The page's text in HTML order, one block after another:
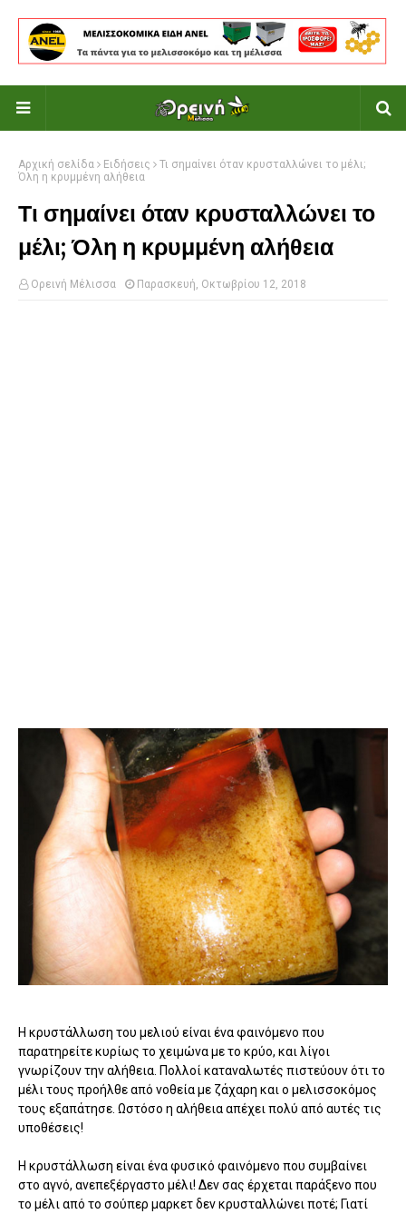
Αρχική σελίδα Ειδήσεις
Τι σημαίνει όταν κρυσταλλώνει το μέλι;
Όλη η κρυμμένη αλήθεια
Τι σημαίνει όταν κρυσταλλώνει το
μέλι; Όλη η κρυμμένη αλήθεια
Ορεινή Μέλισσα Παρασκευή, Οκτωβρίου 12, 2018
Η κρυστάλλωση του μελιού είναι ένα φαινόμενο που
παρατηρείτε κυρίως το χειμώνα με το κρύο, και λίγοι
γνωρίζουν την αλήθεια. Πολλοί καταναλωτές πιστεύουν ότι το
μέλι τους προήλθε από νοθεία με ζάχαρη και ο μελισσοκόμος
τους εξαπάτησε. Ωστόσο η αλήθεια απέχει πολύ από αυτές τις
υποθέσεις!
Η κρυστάλλωση είναι ένα φυσικό φαινόμενο που συμβαίνει
στο αγνό, ανεπεξέργαστο μέλι! Δεν σας έρχεται παράξενο που
το μέλι από το σούπερ μαρκετ δεν κρυσταλλώνει ποτέ; Γιατί